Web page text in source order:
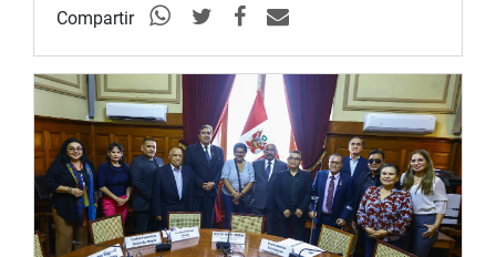
Puede encontrar más información en nuestra página web
y redes sociales.
http://www.congreso.gob.pe/
Facebook:https://www.facebook.com/congresoperu
Twitter:https://twitter.com/congresoperu
Compartir